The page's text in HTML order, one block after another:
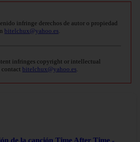
infringe derechos de autor o propiedad
bitelchux@yahoo.es
infringes copyright or intellectual
contact bitelchux@yahoo.es